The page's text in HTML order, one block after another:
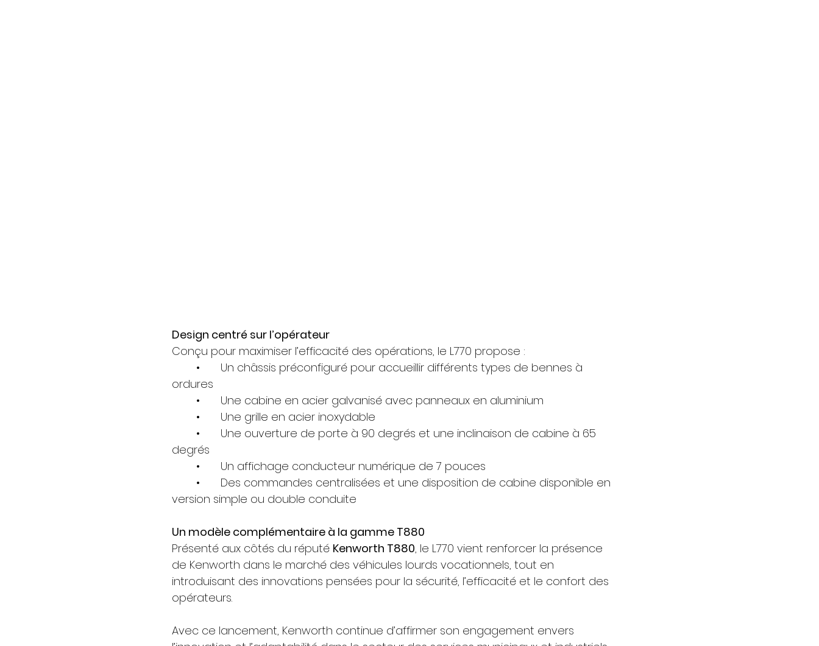
Design centré sur l’opérateur
Conçu pour maximiser l’efficacité des opérations, le L770 propose :
ordures
	•	Une cabine en acier galvanisé avec panneaux en aluminium
	•	Une grille en acier inoxydable
degrés
	•	Un affichage conducteur numérique de 7 pouces
version simple ou double conduite
Un modèle complémentaire à la gamme T880
Présenté aux côtés du réputé Kenworth T880, le L770 vient renforcer la présence
de Kenworth dans le marché des véhicules lourds vocationnels, tout en
introduisant des innovations pensées pour la sécurité, l’efficacité et le confort des
opérateurs.
Avec ce lancement, Kenworth continue d’affirmer son engagement envers